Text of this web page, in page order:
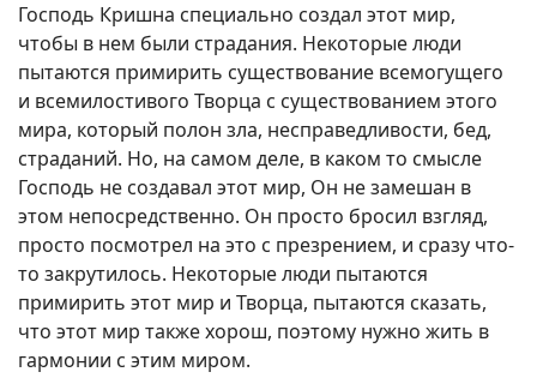
Господь Кришна специально создал этот мир,
чтобы в нем были страдания. Некоторые люди
пытаются примирить существование всемогущего
и всемилостивого Творца с существованием этого
мира, который полон зла, несправедливости, бед,
страданий. Но, на самом деле, в каком то смысле
Господь не создавал этот мир, Он не замешан в
этом непосредственно. Он просто бросил взгляд,
просто посмотрел на это с презрением, и сразу что-
то закрутилось. Некоторые люди пытаются
примирить этот мир и Творца, пытаются сказать,
что этот мир также хорош, поэтому нужно жить в
гармонии с этим миром.